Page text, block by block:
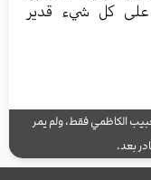
کل شيء قدیر
الكاظمي فقط، ولم يمر
بعد.